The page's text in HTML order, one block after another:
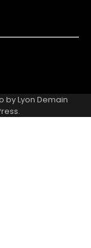
byLyon Demain
.